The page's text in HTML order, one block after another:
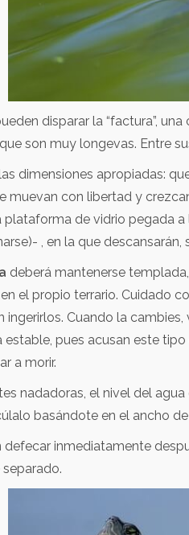
disparar la “factura”,
son muy longevas. Entre
dimensiones apropiadas:
muevan con libertad y
plataforma de vidrio pegada
, en la que
deberá mantenerse
el propio terrario. Cuidado
ingerirlos. Cuando la
pues acusan este
a morir.
nadadoras, el nivel del
basándote en el ancho
defecar inmediatamente